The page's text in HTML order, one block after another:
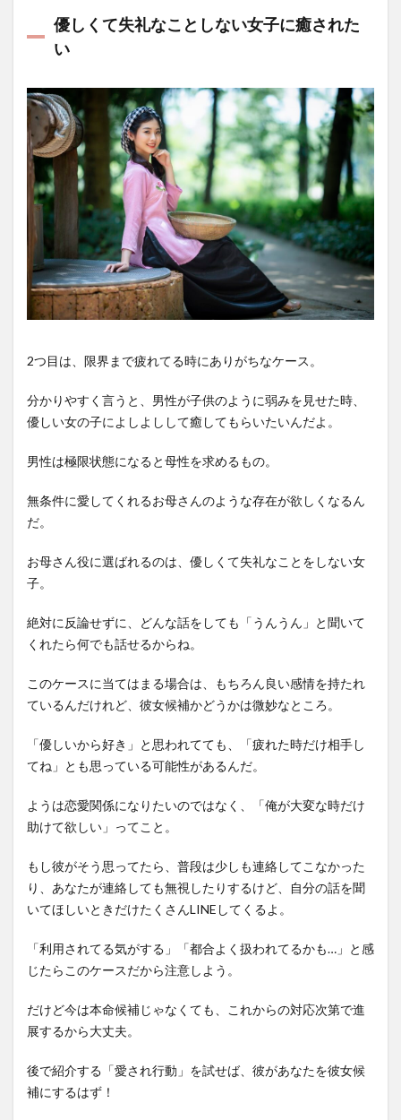
優しくて失礼なことしない女子に癒された
い
2つ目は、限界まで疲れてる時にありがちなケース。
分かりやすく言うと、男性が子供のように弱みを見せた時、
優しい女の子によしよしして癒してもらいたいんだよ。
男性は極限状態になると母性を求めるもの。
無条件に愛してくれるお母さんのような存在が欲しくなるん
だ。
お母さん役に選ばれるのは、優しくて失礼なことをしない女
子。
絶対に反論せずに、どんな話をしても「うんうん」と聞いて
くれたら何でも話せるからね。
このケースに当てはまる場合は、もちろん良い感情を持たれ
ているんだけれど、彼女候補かどうかは微妙なところ。
「優しいから好き」と思われてても、「疲れた時だけ相手し
てね」とも思っている可能性があるんだ。
ようは恋愛関係になりたいのではなく、「俺が大変な時だけ
助けて欲しい」ってこと。
もし彼がそう思ってたら、普段は少しも連絡してこなかった
り、あなたが連絡しても無視したりするけど、自分の話を聞
いてほしいときだけたくさんLINEしてくるよ。
「利用されてる気がする」「都合よく扱われてるかも…」と感
じたらこのケースだから注意しよう。
だけど今は本命候補じゃなくても、これからの対応次第で進
展するから大丈夫。
後で紹介する「愛され行動」を試せば、彼があなたを彼女候
補にするはず！